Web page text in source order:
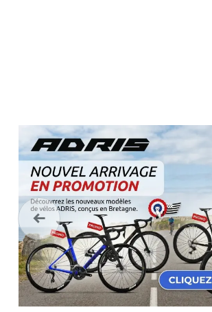
Précédent